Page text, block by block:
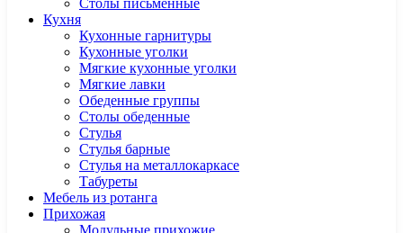
Столы письменные
Кухня
Кухонные гарнитуры
Кухонные уголки
Мягкие кухонные уголки
Мягкие лавки
Обеденные группы
Столы обеденные
Стулья
Стулья барные
Стулья на металлокаркасе
Табуреты
Мебель из ротанга
Прихожая
Модульные прихожие